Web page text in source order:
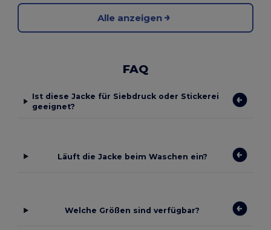
Alle anzeigen
FAQ
Ist diese Jacke für Siebdruck oder Stickerei
geeignet?
Läuft die Jacke beim Waschen ein?
Welche Größen sind verfügbar?